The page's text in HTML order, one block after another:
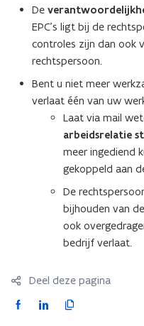
De
EPC’s ligt bij de
controles zijn dan ook
rechtspersoon.
Bent u niet meer
verlaat één van uw
Laat via mail
arbeidsrelatie
meer ingediend
gekoppeld aan
De
bijhouden van de
ook
bedrijf verlaat.
Deel deze pagina
F
L
K